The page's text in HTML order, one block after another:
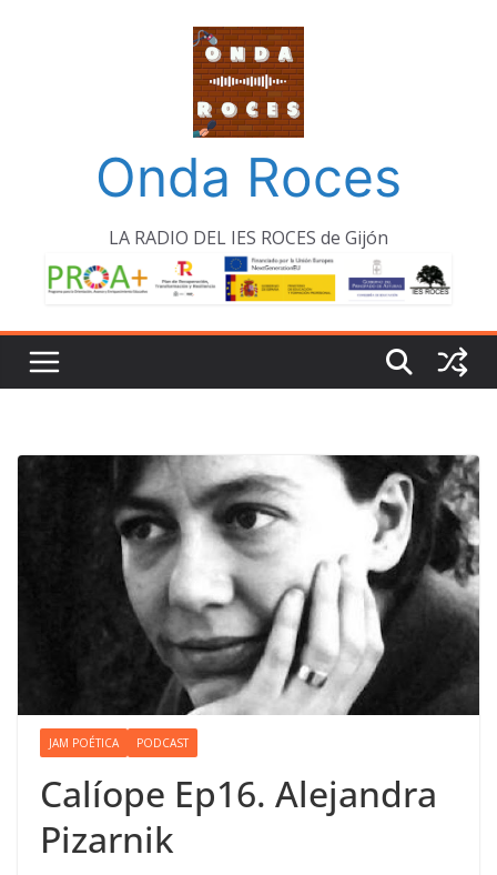
Onda Roces
LA RADIO DEL IES ROCES de Gijón
JAM POÉTICA PODCAST
Calíope Ep16. Alejandra
Pizarnik